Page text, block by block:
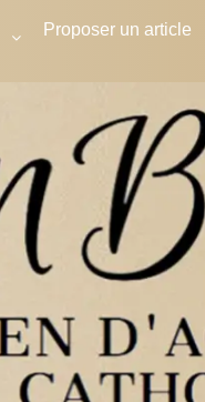
Proposer un article